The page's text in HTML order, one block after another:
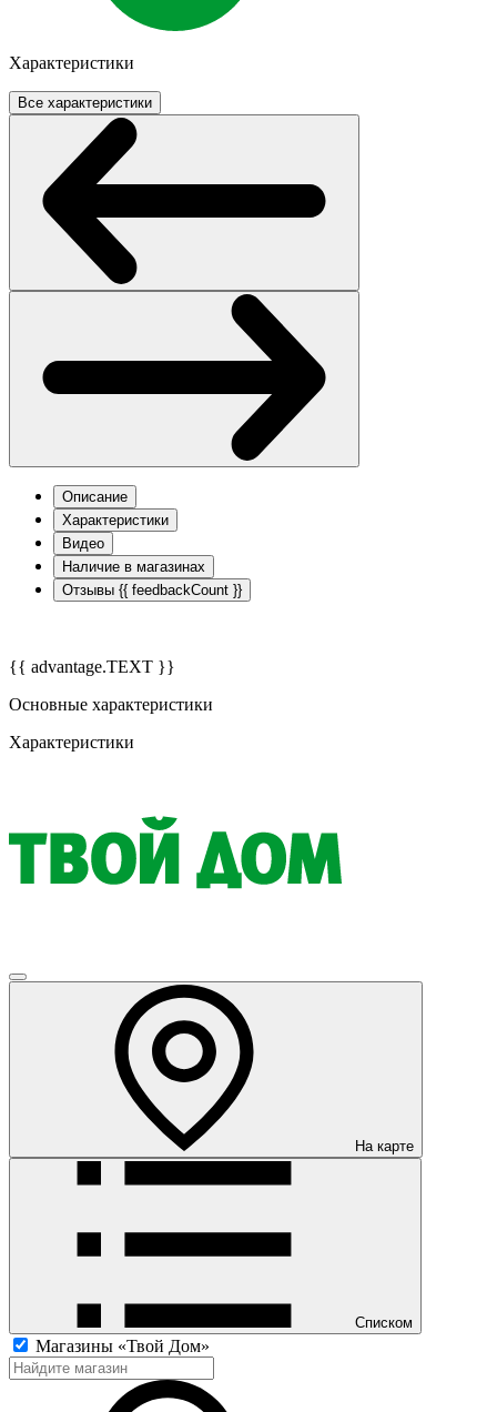
Характеристики
Все характеристики
Описание
Характеристики
Видео
Наличие в магазинах
Отзывы {{ feedbackCount }}
{{ advantage.TEXT }}
Основные характеристики
Характеристики
На карте
Списком
Магазины «Твой Дом»